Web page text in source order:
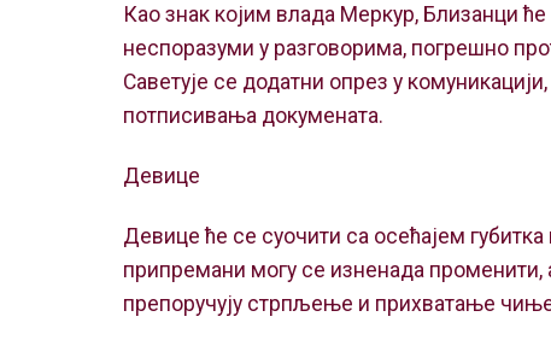
Као знак којим влада Меркур, Близанци
неспоразуми у разговорима, погрешно
Саветује се додатни опрез у
потписивања докумената.
Девице
Девице ће се суочити са осећајем
припремани могу се изненада променити,
препоручују стрпљење и прихватање